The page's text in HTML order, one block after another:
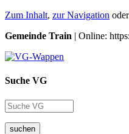
Zum Inhalt, zur Navigation oder
Gemeinde Train | Online:
Suche VG
suchen